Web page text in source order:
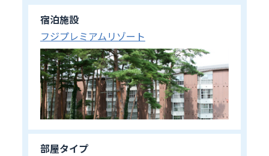
宿泊施設
フジプレミアムリゾート
部屋タイプ